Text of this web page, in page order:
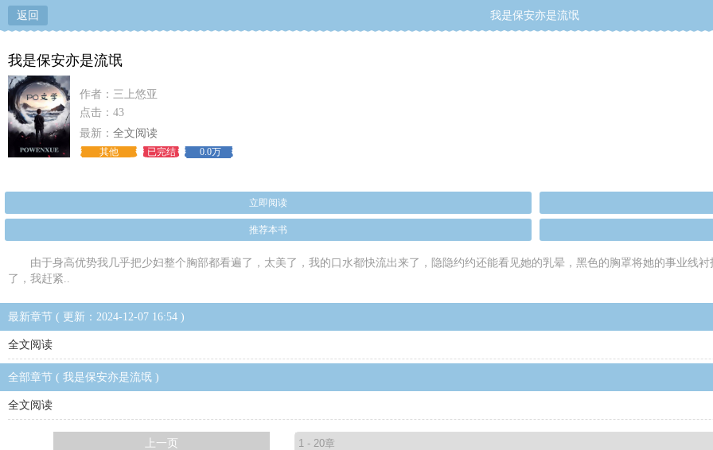
返回 我是保安亦是流氓
我是保安亦是流氓
作者：三上悠亚
点击：43
最新： 全文阅读
其他 已完结 0.0万
立即阅读
推荐本书
由于身高优势我几乎把少妇整个胸部都看遍了，太美了，我的口水都快流出来了，隐隐约约还能看见她的乳晕，黑色的胸罩将她的事业线
了，我赶紧..
最新章节 ( 更新：2024-12-07 16:54 )
全文阅读
全部章节 ( 我是保安亦是流氓 )
全文阅读
上一页